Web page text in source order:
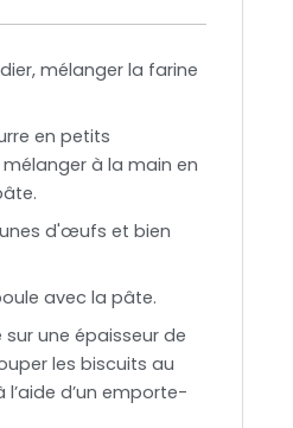
mélanger la farine
en petits
à la main en
d'œufs et bien
avec la pâte.
sur une épaisseur de
les biscuits au
d’un emporte-